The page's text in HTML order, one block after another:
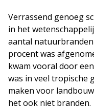
Verrassend genoeg
in het
aantal
procent was
kwam vooral door
was in veel tropische
maken voor
het ook niet branden.